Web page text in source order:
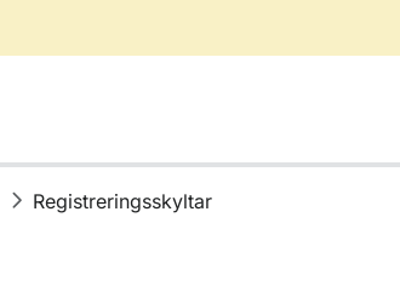
Registreringsskyltar